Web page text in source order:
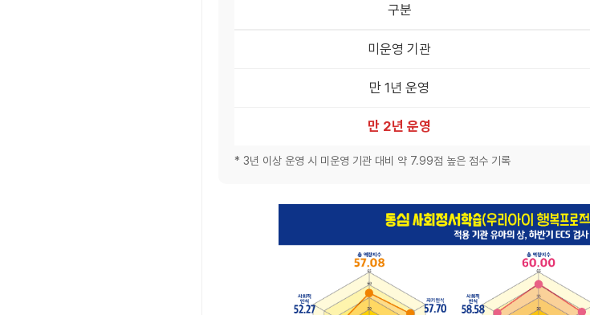
구분
미운영 기관
만 1년 운영
만 2년 운영
* 3년 이상 운영 시 미운영 기관 대비 약 7.99점 높은 점수 기록